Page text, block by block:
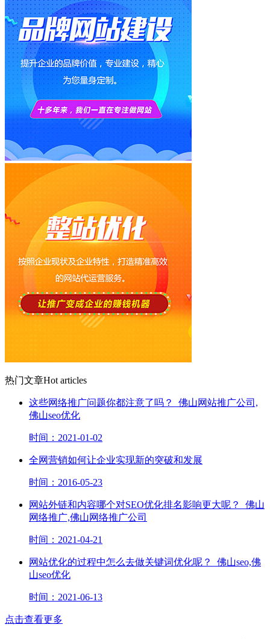
热门文章Hot articles
这些网络推广问题你都注意了吗？_佛山网站推广公司,
佛山seo优化
时间：2021-01-02
全网营销如何让企业实现新的突破和发展
时间：2016-05-23
网站外链和内容哪个对SEO优化排名影响更大呢？_佛山
网络推广,佛山网络推广公司
时间：2021-04-21
网站优化的过程中怎么去做关键词优化呢？_佛山seo,佛
山seo优化
时间：2021-06-13
点击查看更多